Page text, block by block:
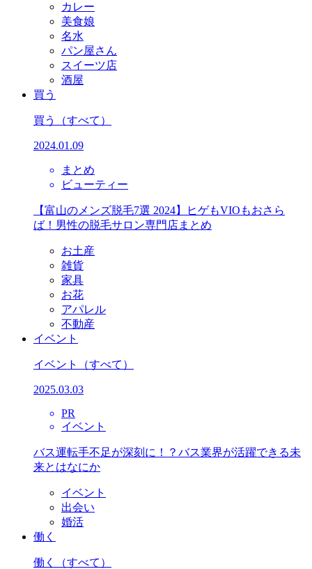
カレー
美食娘
名水
パン屋さん
スイーツ店
酒屋
買う
買う （すべて）
2024.01.09
まとめ
ビューティー
【富山のメンズ脱毛7選 2024】ヒゲもVIOもおさら
ば！男性の脱毛サロン専門店まとめ
お土産
雑貨
家具
お花
アパレル
不動産
イベント
イベント （すべて）
2025.03.03
PR
イベント
バス運転手不足が深刻に！？バス業界が活躍できる未
来とはなにか
イベント
出会い
婚活
働く
働く （すべて）